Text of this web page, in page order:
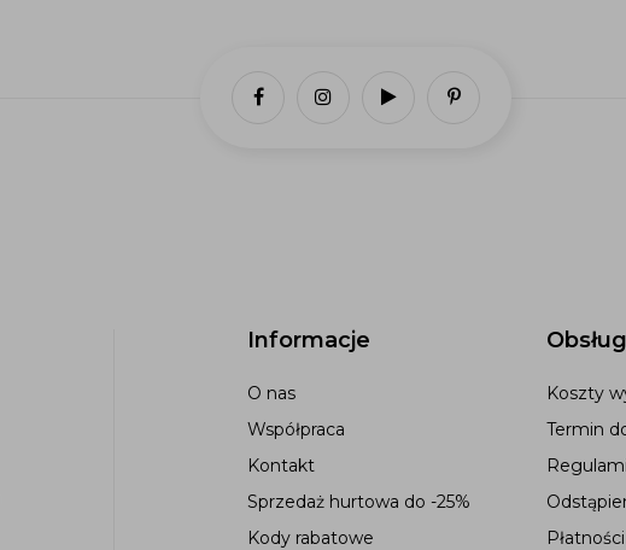
Informacje
O nas
Współpraca
Kontakt
Sprzedaż hurtowa do -25%
Kody rabatowe
Koszty
Termin
Płatności